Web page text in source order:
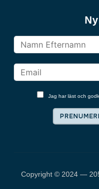
Jag har läst och
Copyright © 2024 —